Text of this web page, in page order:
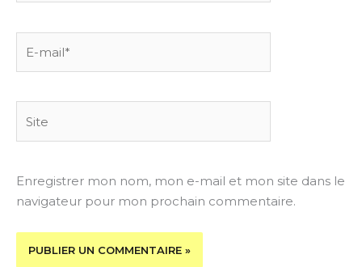
mail*
Enregistrer mon nom, mon e-mail et mon site dans le
navigateur pour mon prochain commentaire.